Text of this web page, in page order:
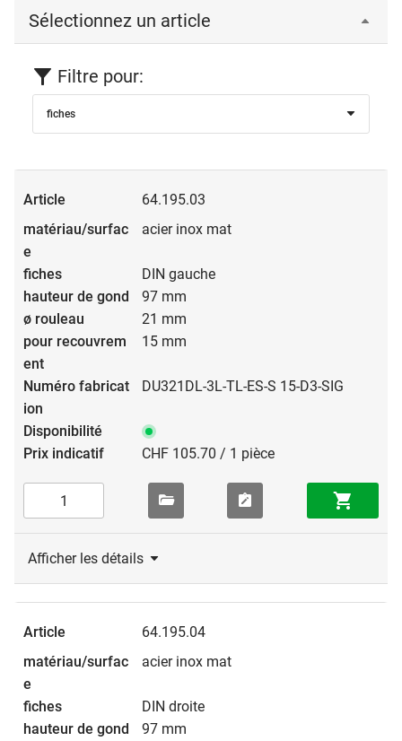
réglage en hauteur
réglage de côté
Réglage de pression progressif
avec excentrique A
Réglage de côté progressif
Réglage en hauteur progressif: de -2 mm jusqu'à +4 mm
Sélectionnez un article
Filtre pour:
fiches
64.195.03
acier inox mat
DIN gauche
97 mm
21 mm
15 mm
DU321DL-3L-TL-ES-S 15-D3-SIG
CHF 105.70 / 1 pièce
Afficher les détails
64.195.04
acier inox mat
DIN droite
97 mm